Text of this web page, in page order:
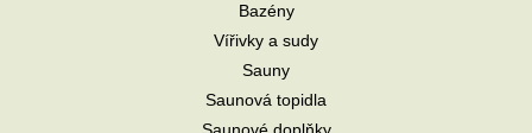
Bazény
Vířivky a sudy
Sauny
Saunová topidla